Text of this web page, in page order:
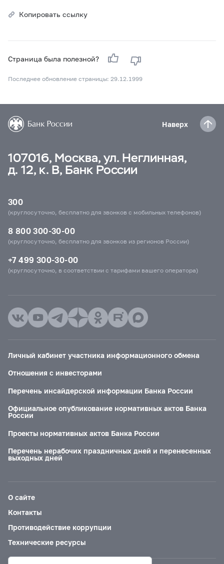
Копировать ссылку
Страница была полезной?
Последнее обновление страницы: 29.12.1999
Наверх
107016, Москва, ул. Неглинная,
д. 12, к. В, Банк России
300
(круглосуточно, бесплатно для звонков с мобильных телефонов)
8 800 300-30-00
(круглосуточно, бесплатно для звонков из регионов России)
+7 499 300-30-00
(круглосуточно, в соответствии с тарифами вашего оператора)
Личный кабинет участника информационного обмена
Отношения с инвесторами
Перечень инсайдерской информации Банка России
Официальное опубликование нормативных актов Банка
России
Проекты нормативных актов Банка России
Перечень нерабочих праздничных дней и перенесенных
выходных дней
О сайте
Контакты
Противодействие коррупции
Технические ресурсы